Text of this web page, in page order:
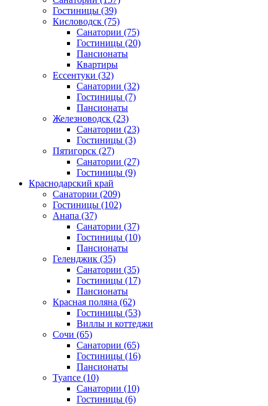
Гостиницы (39)
Кисловодск (75)
Санатории (75)
Гостиницы (20)
Пансионаты
Квартиры
Ессентуки (32)
Санатории (32)
Гостиницы (7)
Пансионаты
Железноводск (23)
Санатории (23)
Гостиницы (3)
Пятигорск (27)
Санатории (27)
Гостиницы (9)
Краснодарский край
Санатории (209)
Гостиницы (102)
Анапа (37)
Санатории (37)
Гостиницы (10)
Пансионаты
Геленджик (35)
Санатории (35)
Гостиницы (17)
Пансионаты
Красная поляна (62)
Гостиницы (53)
Виллы и коттеджи
Сочи (65)
Санатории (65)
Гостиницы (16)
Пансионаты
Туапсе (10)
Санатории (10)
Гостиницы (6)